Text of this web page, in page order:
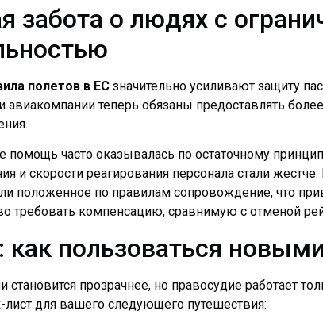
забота о людях с
полетов в ЕС значительно усиливают защиту
авиакомпании теперь обязаны предоставлять
помощь часто оказывалась по остаточному
и скорости реагирования персонала стали
положенное по правилам сопровождение, что
требовать компенсацию, сравнимую с отменой
как пользоваться
становится прозрачнее, но правосудие работает
лист для вашего следующего путешествия: